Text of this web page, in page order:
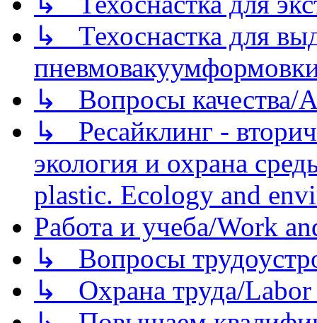
↳ Техоснастка для
↳ Вопросы качества/
↳ Ресайклинг -
экология и охрана
plastic. Ecology and
Работа и учеба/Work
↳ Вопросы
↳ Охрана труда/Labor